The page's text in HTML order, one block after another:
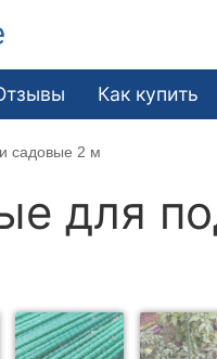
Как купить
садовые 2 м
для